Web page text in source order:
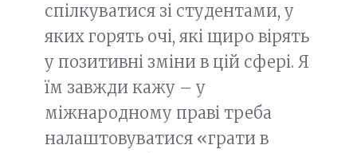
спілкуватися зі студентами, у
яких горять очі, які щиро вірять
у позитивні зміни в цій сфері. Я
їм завжди кажу – у
міжнародному праві треба
налаштовуватися «грати в